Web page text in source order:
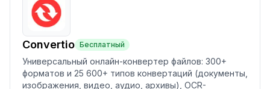
Convertio Бесплатный
Универсальный онлайн-конвертер файлов: 300+
форматов и 25 600+ типов конвертаций (документы,
изображения, видео, аудио, архивы), OCR-